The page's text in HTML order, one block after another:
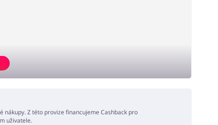
Z této provize financujeme Cashback pro
uživatele.